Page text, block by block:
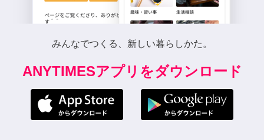
みんなでつくる、新しい暮らしかた。
ANYTIMESアプリをダウンロード